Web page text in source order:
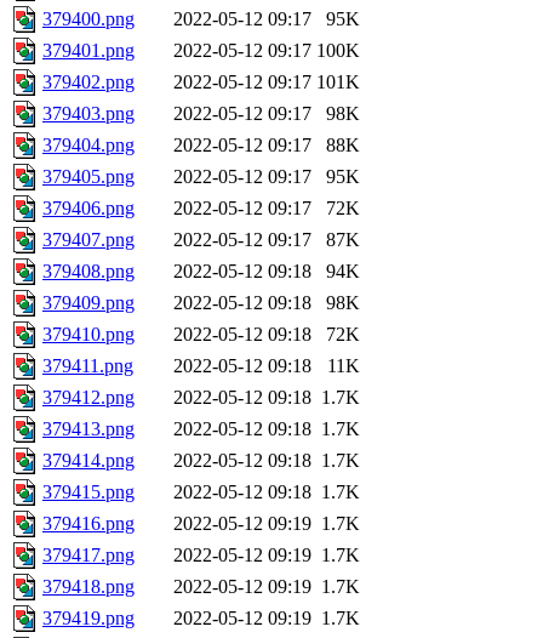
379400.png
2022-05-12 09:17
95K
379401.png
2022-05-12 09:17 100K
379402.png
2022-05-12 09:17 101K
379403.png
2022-05-12 09:17
98K
379404.png
2022-05-12 09:17
88K
379405.png
2022-05-12 09:17
95K
379406.png
2022-05-12 09:17
72K
379407.png
2022-05-12 09:17
87K
379408.png
2022-05-12 09:18
94K
379409.png
2022-05-12 09:18
98K
379410.png
2022-05-12 09:18
72K
379411.png
2022-05-12 09:18
11K
379412.png
2022-05-12 09:18 1.7K
379413.png
2022-05-12 09:18 1.7K
379414.png
2022-05-12 09:18 1.7K
379415.png
2022-05-12 09:18 1.7K
379416.png
2022-05-12 09:19 1.7K
379417.png
2022-05-12 09:19 1.7K
379418.png
2022-05-12 09:19 1.7K
379419.png
2022-05-12 09:19 1.7K